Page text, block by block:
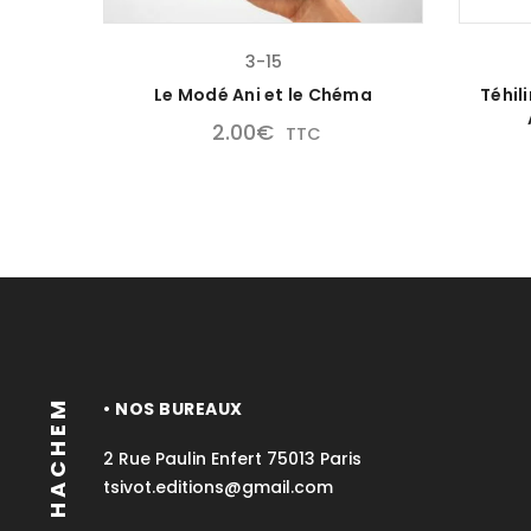
3-15
Le Modé Ani et le Chéma
2.00€ TTC
• NOS BUREAUX
2 Rue Paulin Enfert 75013 Paris
tsivot.editions@gmail.com